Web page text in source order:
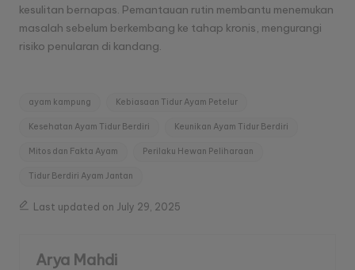
kesulitan bernapas. Pemantauan rutin membantu menemukan
masalah sebelum berkembang ke tahap kronis, mengurangi
risiko penularan di kandang.
ayam kampung Kebiasaan Tidur Ayam Petelur
Kesehatan Ayam Tidur Berdiri Keunikan Ayam Tidur Berdiri
Mitos dan Fakta Ayam Perilaku Hewan Peliharaan
Tidur Berdiri Ayam Jantan
Last updated on July 29, 2025
Arya Mahdi